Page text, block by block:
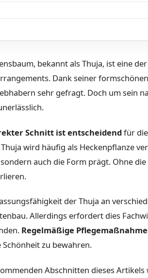
bekannt als Thuja, ist eine
Dank seiner
sehr gefragt. Doch um sein
Schnitt ist entscheidendfür
Thuja wird häufig als Heckenpflanze
auch die Form prägt. Ohne
der Thuja an
Allerdings erfordert dies
Regelmäßige
Schönheit zu bewahren.
Abschnitten dieses